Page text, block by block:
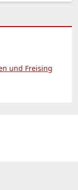
und Freising